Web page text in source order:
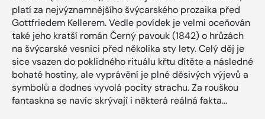
platí za nejvýznamnějšího švýcarského prozaika před
Gottfriedem Kellerem. Vedle povídek je velmi oceňován
také jeho kratší román Černý pavouk (1842) o hrůzách
na švýcarské vesnici před několika sty lety. Celý děj je
sice vsazen do poklidného rituálu křtu dítěte a následné
bohaté hostiny, ale vyprávění je plné děsivých výjevů a
symbolů a dodnes vyvolá pocity strachu. Za rouškou
fantaskna se navíc skrývají i některá reálná fakta...